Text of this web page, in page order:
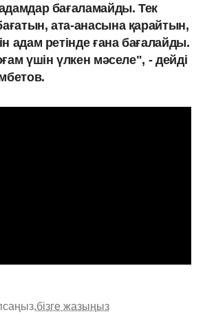
бағаламайды. Тек
ата-анасына қарайтын,
адам ретінде ғана бағалайды.
үшін үлкен мәселе", - дейді
бізге жазыңыз